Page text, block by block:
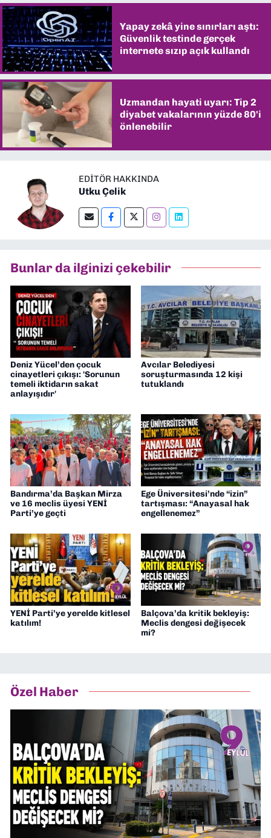
Yapay zekâ yine sınırları aştı:
Güvenlik testinde gerçek
internete sızıp açık kullandı
Uzmandan hayati uyarı: Tip 2
diyabet vakalarının yüzde 80'i
önlenebilir
EDITÖR HAKKINDA
Utku Çelik
Bunlar da ilginizi çekebilir
Deniz Yücel’den çocuk
cinayetleri çıkışı: 'Sorunun
temeli iktidarın sakat
anlayışıdır'
Avcılar Belediyesi
soruşturmasında 12 kişi
tutuklandı
Bandırma’da Başkan Mirza
ve 16 meclis üyesi YENİ
Parti’ye geçti
Ege Üniversitesi’nde “izin”
tartışması: “Anayasal hak
engellenemez”
YENİ Parti’ye yerelde kitlesel
katılım!
Balçova’da kritik bekleyiş:
Meclis dengesi değişecek
mi?
Özel Haber